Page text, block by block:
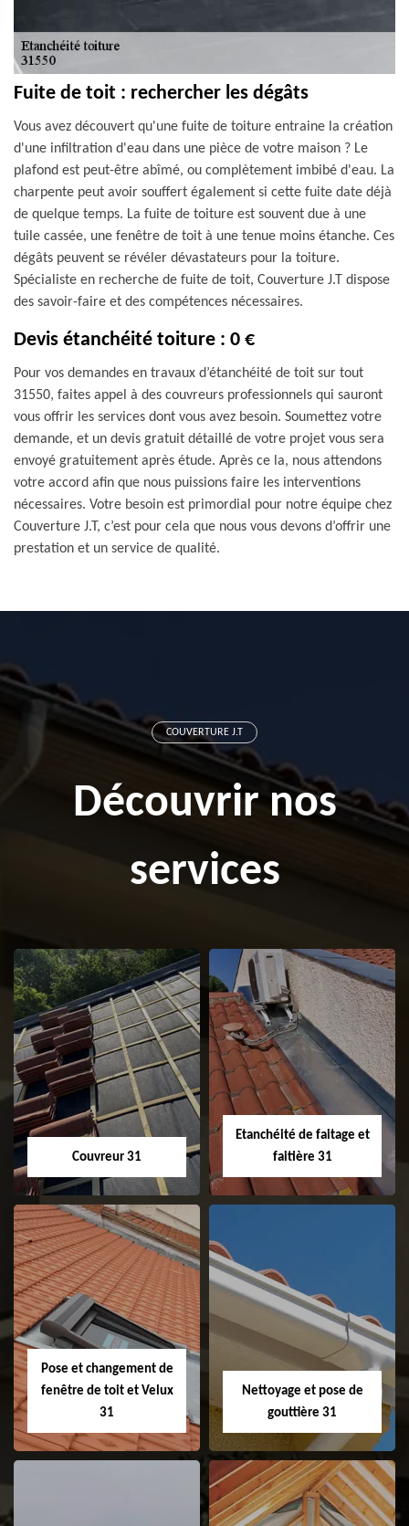
Fuite de toit : rechercher les dégâts
Vous avez découvert qu'une fuite de toiture entraine la création
d'une infiltration d'eau dans une pièce de votre maison ? Le
plafond est peut-être abîmé, ou complètement imbibé d'eau. La
charpente peut avoir souffert également si cette fuite date déjà
de quelque temps. La fuite de toiture est souvent due à une
tuile cassée, une fenêtre de toit à une tenue moins étanche. Ces
dégâts peuvent se révéler dévastateurs pour la toiture.
Spécialiste en recherche de fuite de toit, Couverture J.T dispose
des savoir-faire et des compétences nécessaires.
Devis étanchéité toiture : 0 €
Pour vos demandes en travaux d’étanchéité de toit sur tout
31550, faites appel à des couvreurs professionnels qui sauront
vous offrir les services dont vous avez besoin. Soumettez votre
demande, et un devis gratuit détaillé de votre projet vous sera
envoyé gratuitement après étude. Après ce la, nous attendons
votre accord afin que nous puissions faire les interventions
nécessaires. Votre besoin est primordial pour notre équipe chez
Couverture J.T, c’est pour cela que nous vous devons d’offrir une
prestation et un service de qualité.
COUVERTURE J.T
Découvrir nos
services
Couvreur 31
Couvreur 31
Etanchéité de faitage et
faitière 31
Etanchéité de
faitage et faitière
31
Pose et changement de
fenêtre de toit et Velux
31
Nettoyage et pose de
gouttière 31